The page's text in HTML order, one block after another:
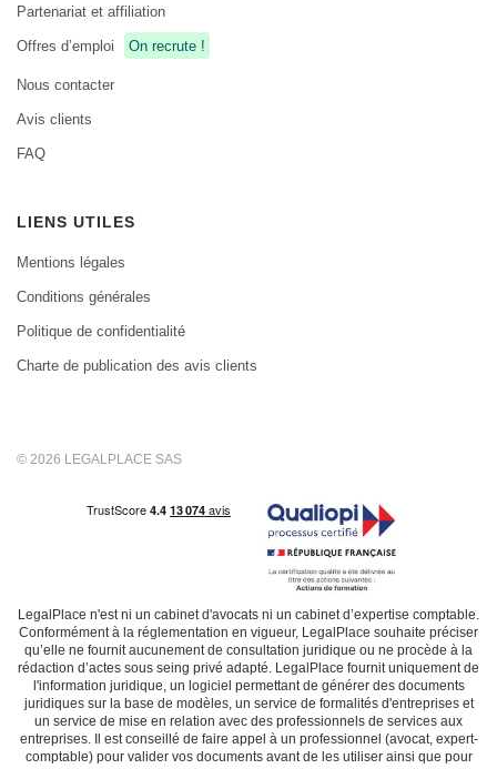
Partenariat et affiliation
Offres d’emploi
On recrute !
Nous contacter
Avis clients
FAQ
LIENS UTILES
Mentions légales
Conditions générales
Politique de confidentialité
Charte de publication des avis clients
© 2026 LEGALPLACE SAS
LegalPlace n'est ni un cabinet d'avocats ni un cabinet d’expertise comptable.
Conformément à la réglementation en vigueur, LegalPlace souhaite préciser
qu’elle ne fournit aucunement de consultation juridique ou ne procède à la
rédaction d’actes sous seing privé adapté. LegalPlace fournit uniquement de
l'information juridique, un logiciel permettant de générer des documents
juridiques sur la base de modèles, un service de formalités d'entreprises et
un service de mise en relation avec des professionnels de services aux
entreprises. Il est conseillé de faire appel à un professionnel (avocat, expert-
comptable) pour valider vos documents avant de les utiliser ainsi que pour